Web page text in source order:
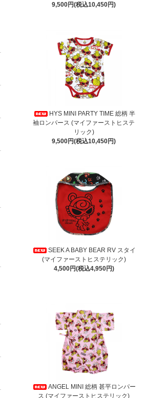
9,500円(税込10,450円)
HYS MINI PARTY TIME 総柄 半
袖ロンパース (マイファーストヒステ
リック)
9,500円(税込10,450円)
SEEK A BABY BEAR RV スタイ
(マイファーストヒステリック)
4,500円(税込4,950円)
ANGEL MINI 総柄 甚平ロンパー
ス (マイファーストヒステリック)